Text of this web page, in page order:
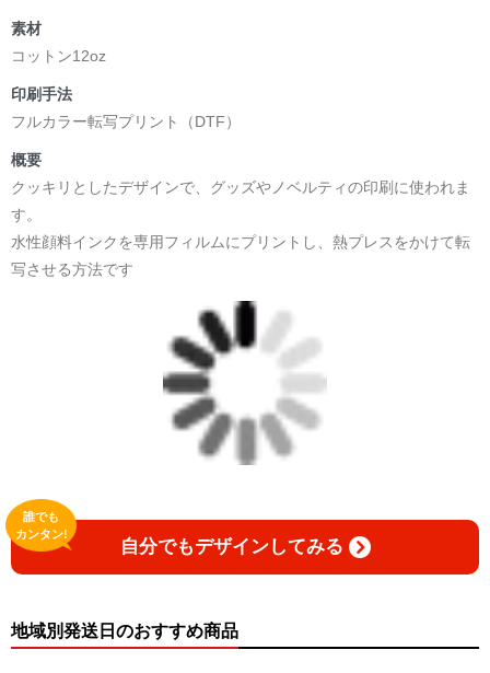
素材
コットン12oz
印刷手法
フルカラー転写プリント（DTF）
概要
クッキリとしたデザインで、グッズやノベルティの印刷に使われま
す。
水性顔料インクを専用フィルムにプリントし、熱プレスをかけて転
写させる方法です
自分でもデザインしてみる
誰でも
カンタン!
地域別発送日のおすすめ商品